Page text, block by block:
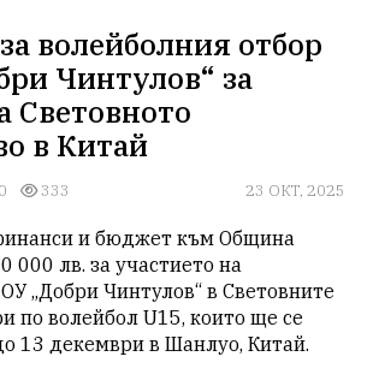
волейболния отбор
Чинтулов“ за
Световното
в Китай
0 333 23 ОКТ, 2025
и бюджет към Община
000 лв. за участието на
„Добри Чинтулов“ в Световните
по волейбол U15, които ще се
13 декември в Шанлуо, Китай.